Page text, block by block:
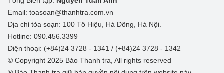
Email: toasoan@thanhtra.com.vn
Địa chỉ tòa soạn: 100 Tô Hiệu, Hà Đông, Hà Nội.
Hotline: 090.456.3399
Điện thoại: (+84)24 3728 - 1341 / (+84)24 3728 - 1342
© Copyright 2025 Báo Thanh tra, All rights reserved